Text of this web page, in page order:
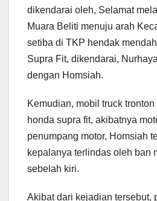
dikendarai oleh, Selamat
Muara Beliti menuju arah
setiba di TKP hendak
Supra Fit, dikendarai,
dengan Homsiah.
Kemudian, mobil truck
honda supra fit, akibatnya
penumpang motor, Homsiah
kepalanya terlindas oleh ban
sebelah kiri.
Akibat dari kejadian tersebut,